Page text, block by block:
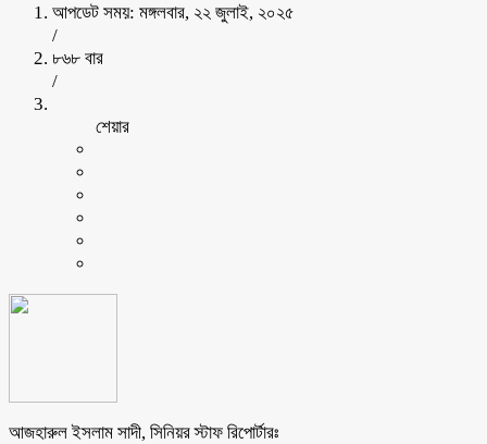
আপডেট সময়: মঙ্গলবার, ২২ জুলাই, ২০২৫
/
৮৬৮ বার
/
শেয়ার
আজহারুল ইসলাম সাদী, সিনিয়র স্টাফ রিপোর্টারঃ